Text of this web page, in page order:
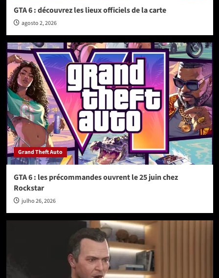
GTA 6 : découvrez les lieux officiels de la carte
agosto 2, 2026
Grand Theft Auto
GTA 6 : les précommandes ouvrent le 25 juin chez
Rockstar
julho 26, 2026